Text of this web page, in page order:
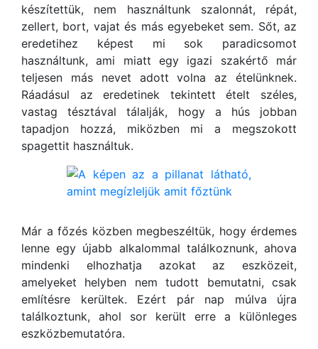
készítettük, nem használtunk szalonnát, répát,
zellert, bort, vajat és más egyebeket sem. Sőt, az
eredetihez képest mi sok paradicsomot
használtunk, ami miatt egy igazi szakértő már
teljesen más nevet adott volna az ételünknek.
Ráadásul az eredetinek tekintett ételt széles,
vastag tésztával tálalják, hogy a hús jobban
tapadjon hozzá, miközben mi a megszokott
spagettit használtuk.
Már a főzés közben megbeszéltük, hogy érdemes
lenne egy újabb alkalommal találkoznunk, ahova
mindenki elhozhatja azokat az eszközeit,
amelyeket helyben nem tudott bemutatni, csak
említésre kerültek. Ezért pár nap múlva újra
találkoztunk, ahol sor került erre a különleges
eszközbemutatóra.